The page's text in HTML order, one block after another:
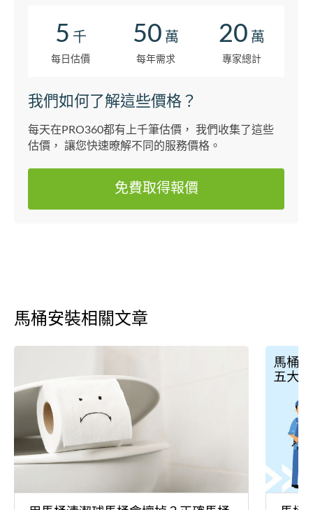
5 千
每日估價
50 萬
每年需求
20 萬
專家總計
我們如何了解這些價格？
每天在PRO360都有上千筆估價， 我們收集了這些
估價， 讓您快速暸解不同的服務價格。
免費取得報價
馬桶安裝相關文章